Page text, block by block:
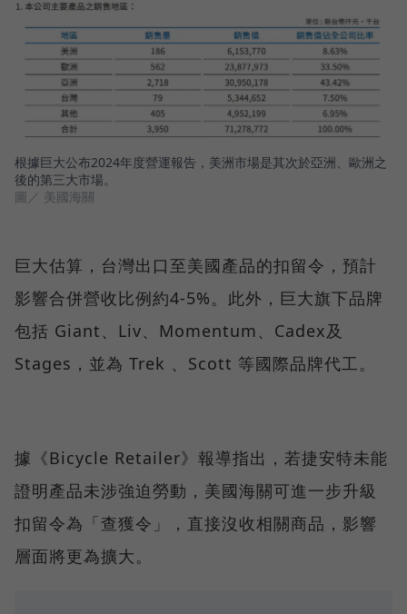
根據巨大公布2024年度營運報告，美洲市場是其次於亞洲、歐洲之
後的第三大市場。
圖／ 美國海關
巨大估算，台灣出口至美國產品的扣留令，預計
影響合併營收比例約4-5%。此外，巨大旗下品牌
包括 Giant、Liv、Momentum、Cadex及
Stages，並為 Trek 、Scott 等國際品牌代工。
據《Bicycle Retailer》報導指出，若捷安特未能
證明產品未涉強迫勞動，美國海關可進一步升級
扣留令為「查獲令」，直接沒收相關商品，影響
層面將更為擴大。